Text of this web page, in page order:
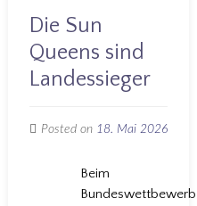
Die Sun
Queens sind
Landessieger
Posted on 18. Mai 2026
Beim
Bundeswettbewerb